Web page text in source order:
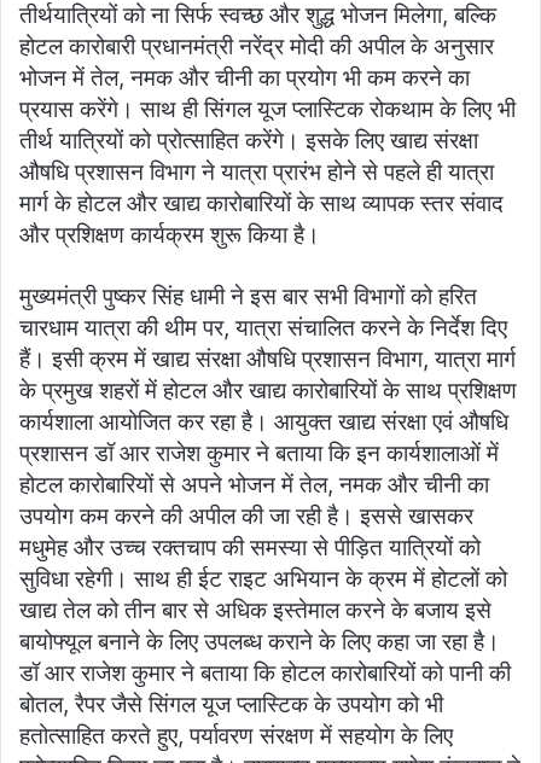
तीर्थयात्रियों को ना सिर्फ स्वच्छ और शुद्ध भोजन मिलेगा, बल्कि
होटल कारोबारी प्रधानमंत्री नरेंद्र मोदी की अपील के अनुसार
भोजन में तेल, नमक और चीनी का प्रयोग भी कम करने का
प्रयास करेंगे। साथ ही सिंगल यूज प्लास्टिक रोकथाम के लिए भी
तीर्थ यात्रियों को प्रोत्साहित करेंगे। इसके लिए खाद्य संरक्षा
औषधि प्रशासन विभाग ने यात्रा प्रारंभ होने से पहले ही यात्रा
मार्ग के होटल और खाद्य कारोबारियों के साथ व्यापक स्तर संवाद
और प्रशिक्षण कार्यक्रम शुरू किया है।
मुख्यमंत्री पुष्कर सिंह धामी ने इस बार सभी विभागों को हरित
चारधाम यात्रा की थीम पर, यात्रा संचालित करने के निर्देश दिए
हैं। इसी क्रम में खाद्य संरक्षा औषधि प्रशासन विभाग, यात्रा मार्ग
के प्रमुख शहरों में होटल और खाद्य कारोबारियों के साथ प्रशिक्षण
कार्यशाला आयोजित कर रहा है। आयुक्त खाद्य संरक्षा एवं औषधि
प्रशासन डॉ आर राजेश कुमार ने बताया कि इन कार्यशालाओं में
होटल कारोबारियों से अपने भोजन में तेल, नमक और चीनी का
उपयोग कम करने की अपील की जा रही है। इससे खासकर
मधुमेह और उच्च रक्तचाप की समस्या से पीड़ित यात्रियों को
सुविधा रहेगी। साथ ही ईट राइट अभियान के क्रम में होटलों को
खाद्य तेल को तीन बार से अधिक इस्तेमाल करने के बजाय इसे
बायोफ्यूल बनाने के लिए उपलब्ध कराने के लिए कहा जा रहा है।
डॉ आर राजेश कुमार ने बताया कि होटल कारोबारियों को पानी की
बोतल, रैपर जैसे सिंगल यूज प्लास्टिक के उपयोग को भी
हतोत्साहित करते हुए, पर्यावरण संरक्षण में सहयोग के लिए